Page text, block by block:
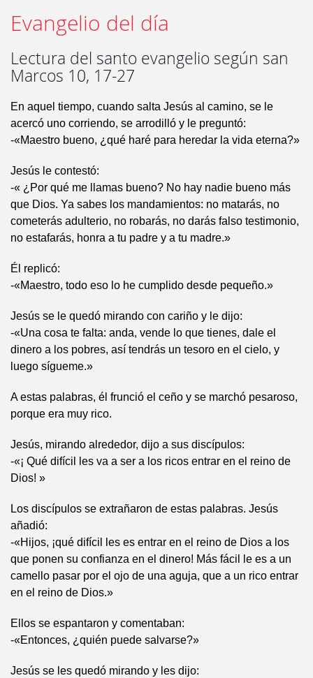
Evangelio del día
Lectura del santo evangelio según san
Marcos 10, 17-27
En aquel tiempo, cuando salta Jesús al camino, se le
acercó uno corriendo, se arrodilló y le preguntó:
-«Maestro bueno, ¿qué haré para heredar la vida eterna?»
Jesús le contestó:
-« ¿Por qué me llamas bueno? No hay nadie bueno más
que Dios. Ya sabes los mandamientos: no matarás, no
cometerás adulterio, no robarás, no darás falso testimonio,
no estafarás, honra a tu padre y a tu madre.»
Él replicó:
-«Maestro, todo eso lo he cumplido desde pequeño.»
Jesús se le quedó mirando con cariño y le dijo:
-«Una cosa te falta: anda, vende lo que tienes, dale el
dinero a los pobres, así tendrás un tesoro en el cielo, y
luego sígueme.»
A estas palabras, él frunció el ceño y se marchó pesaroso,
porque era muy rico.
Jesús, mirando alrededor, dijo a sus discípulos:
-«¡ Qué difícil les va a ser a los ricos entrar en el reino de
Dios! »
Los discípulos se extrañaron de estas palabras. Jesús
añadió:
-«Hijos, ¡qué difícil les es entrar en el reino de Dios a los
que ponen su confianza en el dinero! Más fácil le es a un
camello pasar por el ojo de una aguja, que a un rico entrar
en el reino de Dios.»
Ellos se espantaron y comentaban:
-«Entonces, ¿quién puede salvarse?»
Jesús se les quedó mirando y les dijo: